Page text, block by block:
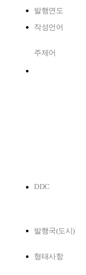
발행연도
작성언어
주제어
DDC
발행국(도시)
형태사항